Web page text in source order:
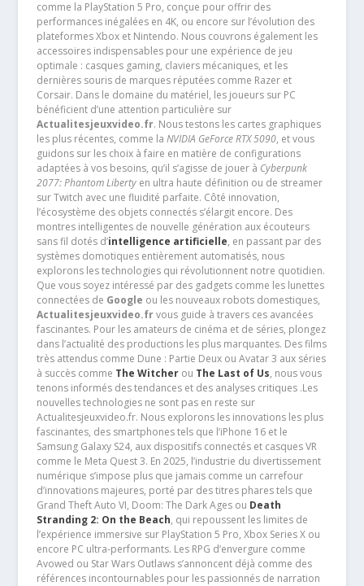
comme la PlayStation 5 Pro, conçue pour offrir des
performances inégalées en 4K, ou encore sur l’évolution des
plateformes Xbox et Nintendo. Nous couvrons également les
accessoires indispensables pour une expérience de jeu
optimale : casques gaming, claviers mécaniques, et les
dernières souris de marques réputées comme Razer et
Corsair. Dans le domaine du matériel, les joueurs sur PC
bénéficient d’une attention particulière sur
Actualitesjeuxvideo.fr. Nous testons les cartes graphiques
les plus récentes, comme la NVIDIA GeForce RTX 5090, et vous
guidons sur les choix à faire en matière de configurations
adaptées à vos besoins, qu’il s’agisse de jouer à Cyberpunk
2077: Phantom Libertyen ultra haute définition ou de streamer
sur Twitch avec une fluidité parfaite. Côté innovation,
l’écosystème des objets connectés s’élargit encore. Des
montres intelligentes de nouvelle génération aux écouteurs
sans fil dotés d’intelligence artificielle, en passant par des
systèmes domotiques entièrement automatisés, nous
explorons les technologies qui révolutionnent notre quotidien.
Que vous soyez intéressé par des gadgets comme les lunettes
connectées de Google ou les nouveaux robots domestiques,
Actualitesjeuxvideo.frvous guide à travers ces avancées
fascinantes. Pour les amateurs de cinéma et de séries, plongez
dans l’actualité des productions les plus marquantes. Des films
très attendus comme Dune : Partie Deux ou Avatar 3 aux séries
à succès comme The Witcherou The Last of Us, nous vous
tenons informés des tendances et des analyses critiques .Les
nouvelles technologies ne sont pas en reste sur
Actualitesjeuxvideo.fr. Nous explorons les innovations les plus
fascinantes, des smartphones tels que l’iPhone 16 et le
Samsung Galaxy S24, aux dispositifs connectés et casques VR
comme le Meta Quest 3. En 2025, l’industrie du divertissement
numérique s’impose plus que jamais comme un carrefour
d’innovations majeures, porté par des titres phares tels que
Grand Theft Auto VI, Doom: The Dark Ages ou Death
Stranding 2: On the Beach, qui repoussent les limites de
l’expérience immersive sur PlayStation 5 Pro, Xbox Series X ou
encore PC ultra-performants. Les RPG d’envergure comme
Avowed ou Star Wars Outlaws s’annoncent déjà comme des
références incontournables pour les passionnés de narration